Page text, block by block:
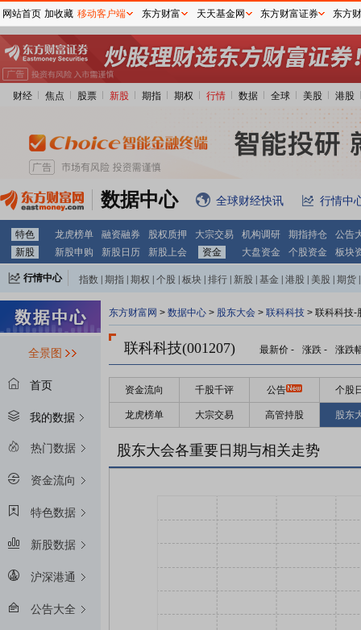
财经 焦点 股票 新股 期指 期权 行情 数据 全球 美股 港股
数据中心 全球财经快讯 行情中
特色 龙虎榜单 融资融券 股权质押 大宗交易 机构调研 期指持仓
公告
新股
新股申购 新股日历 新股上会 资金 大盘资金 个股资金 板块
行情中心 指数 期指 期权 个股 板块 排行 新股 基金 港股 美股 期货
全景图
首页
我的数据
热门数据
资金流向
特色数据
新股数据
沪深港通
公告大全
东方财富网 > 数据中心 > 股东大会 > 联科科技 > 联科科技-
联科科技(001207) 最新价 - 涨跌 - 涨跌
资金流向 千股千评 公告 个股
龙虎榜单 大宗交易 高管持股 股东
股东大会各重要日期与相关走势
网站首页 加收藏 移动客户端 东方财富 天天基金网 东方财富证券 东方